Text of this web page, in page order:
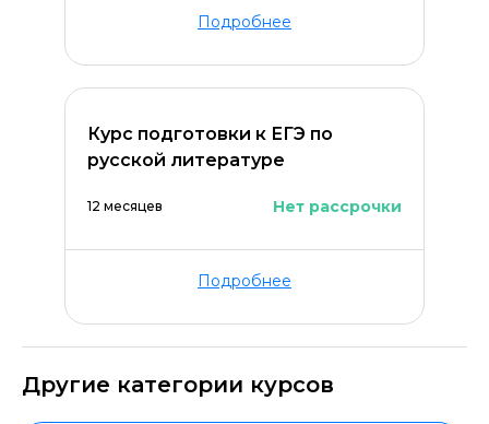
Подробнее
Курс подготовки к ЕГЭ по
русской литературе
12 месяцев Нет рассрочки
Подробнее
Другие категории курсов